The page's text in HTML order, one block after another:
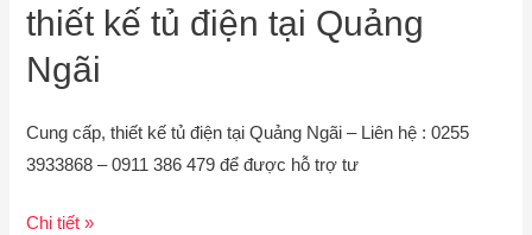
thiết kế tủ điện tại Quảng
Ngãi
Cung cấp, thiết kế tủ điện tại Quảng Ngãi – Liên hệ : 0255
3933868 – 0911 386 479 để được hỗ trợ tư
Chi tiết »